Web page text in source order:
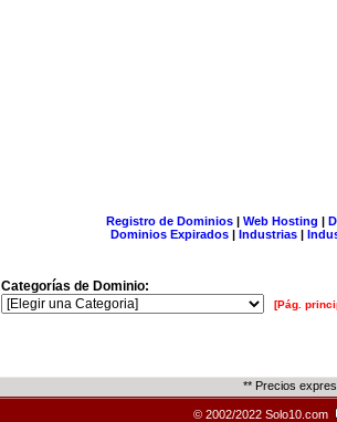
Registro de Dominios| Web Hosting |
Dominios Expirados | Industrias |
Categorías de Dominio:
[Pág.
** Precios
© 2002/2022 Solo10.com